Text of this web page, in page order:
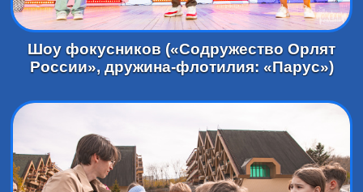
Шоу фокусников («Содружество Орлят
России», дружина-флотилия: «Парус»)